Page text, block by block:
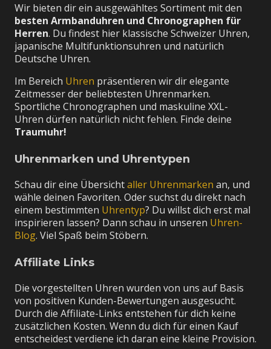
Wir bieten dir ein ausgewähltes Sortiment mit den
besten Armbanduhren und Chronographen für
Herren. Du findest hier klassische Schweizer Uhren,
japanische Multifunktionsuhren und natürlich
Deutsche Uhren.
Im Bereich Uhren präsentieren wir dir elegante
Zeitmesser der beliebtesten Uhrenmarken.
Sportliche Chronographen und maskuline XXL-
Uhren dürfen natürlich nicht fehlen. Finde deine
Traumuhr!
Uhrenmarken und Uhrentypen
Schau dir eine Übersichtaller Uhrenmarken an, und
wähle deinen Favoriten. Oder suchst du direkt nach
einem bestimmten Uhrentyp? Du willst dich erst mal
inspirieren lassen? Dann schau in unseren Uhren-
Blog. Viel Spaß beim Stöbern.
Affiliate Links
Die vorgestellten Uhren wurden von uns auf Basis
von positiven Kunden-Bewertungen ausgesucht.
Durch die Affiliate-Links entstehen für dich keine
zusätzlichen Kosten. Wenn du dich für einen Kauf
entscheidest verdiene ich daran eine kleine Provision.